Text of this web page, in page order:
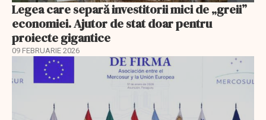
Legea care separă investitorii mici de „greii”
economiei. Ajutor de stat doar pentru
proiecte gigantice
09 FEBRUARIE 2026